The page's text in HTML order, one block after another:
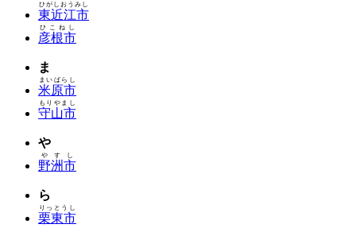
東近江市
ひがしおうみし
彦根市
ひこねし
ま
米原市
まいばらし
守山市
もりやまし
や
野洲市
やすし
ら
栗東市
りっとうし